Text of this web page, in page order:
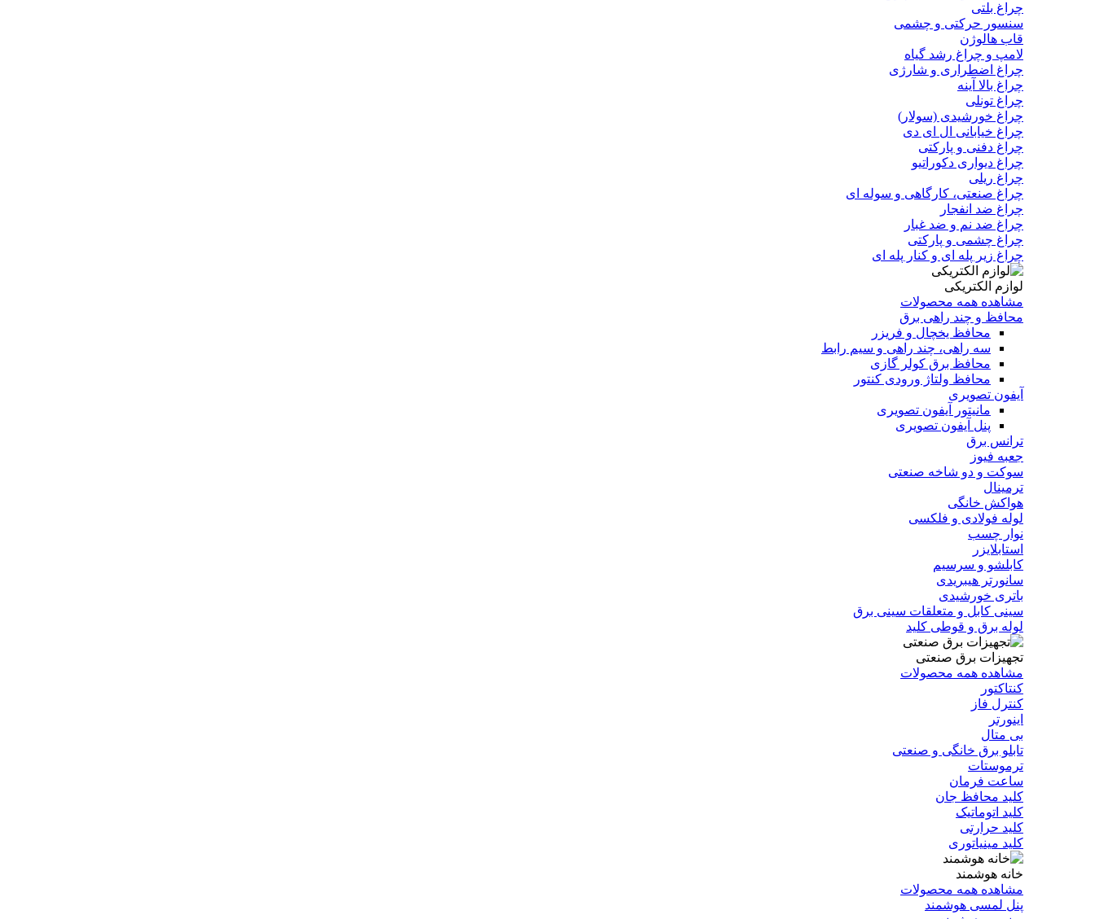
چراغ بلتی
سنسور حرکتی و چشمی
قاب هالوژن
لامپ و چراغ رشد گیاه
چراغ اضطراری و شارژی
چراغ بالا آینه
چراغ تونلی
چراغ خورشیدی (سولار)
چراغ خیابانی ال ای دی
چراغ دفنی و پارکتی
چراغ دیواری دکوراتیو
چراغ ریلی
چراغ صنعتی، کارگاهی و سوله ای
چراغ ضد انفجار
چراغ ضد نم و ضد غبار
چراغ چشمی و پارکتی
چراغ‌ زیر‌ پله‌ ای و کنار‌ پله‌ ای
لوازم الکتریکی
مشاهده همه محصولات
محافظ و چند راهی برق
محافظ یخچال و فریزر
سه راهی، چند راهی و سیم رابط
محافظ برق کولر گازی
محافظ ولتاژ ورودی کنتور
آیفون تصویری
مانیتور آیفون تصویری
پنل آیفون تصویری
ترانس برق
جعبه فیوز
سوکت و دو شاخه صنعتی
ترمینال
هواکش خانگی
لوله فولادی و فلکسی
نوار چسب
استابلایزر
کابلشو و سرسیم
سانورتر هیبریدی
باتری خورشیدی
سینی کابل و متعلقات سینی برق
لوله برق و قوطی کلید
تجهیزات برق صنعتی
مشاهده همه محصولات
کنتاکتور
کنترل فاز
اینورتر
بی متال
تابلو برق خانگی و صنعتی
ترموستات
ساعت فرمان
کلید محافظ جان
کلید اتوماتیک
کلید حرارتی
کلید مینیاتوری
خانه هوشمند
مشاهده همه محصولات
پنل لمسی هوشمند